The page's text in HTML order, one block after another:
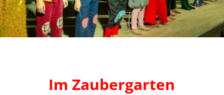
Im Zaubergarten